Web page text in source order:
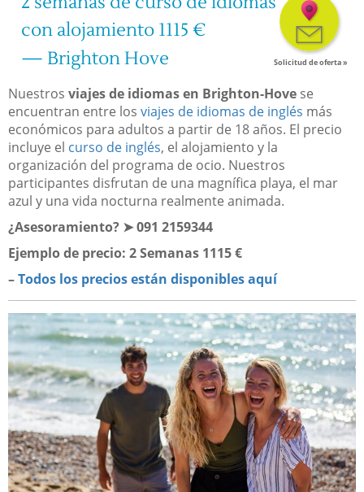
con alojamiento 1115 €
— Brighton Hove
Solicitud de oferta »
Nuestros viajes de idiomas en Brighton-Hove se
encuentran entre los viajes de idiomas de inglés más
económicos para adultos a partir de 18 años. El precio
incluye el curso de inglés, el alojamiento y la
organización del programa de ocio. Nuestros
participantes disfrutan de una magnífica playa, el mar
azul y una vida nocturna realmente animada.
¿Asesoramiento? ➤ 091 2159344
Ejemplo de precio:​ 2 Semanas 1115 €
–Todos los precios están disponibles aquí